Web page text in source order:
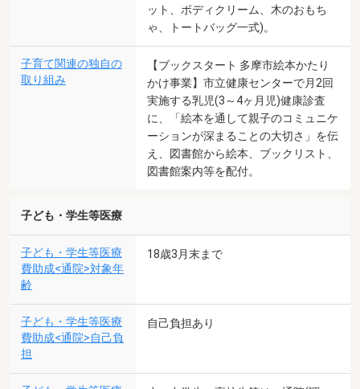
ット、ボディクリーム、木のおもち
ゃ、トートバッグ一式)。
子育て関連の独自の
取り組み
【ブックスタート 多摩市絵本かたり
かけ事業】市立健康センターで月2回
実施する乳児(3～4ヶ月児)健康診査
に、「絵本を通して親子のコミュニケ
ーションが深まることの大切さ」を伝
え、図書館から絵本、ブックリスト、
図書館案内等を配付。
子ども・学生等医療
子ども・学生等医療
費助成<通院>対象年
齢
18歳3月末まで
子ども・学生等医療
費助成<通院>自己負
担
自己負担あり